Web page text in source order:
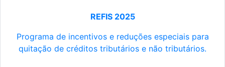
REFIS 2025
Programa de incentivos e reduções especiais para
quitação de créditos tributários e não tributários.